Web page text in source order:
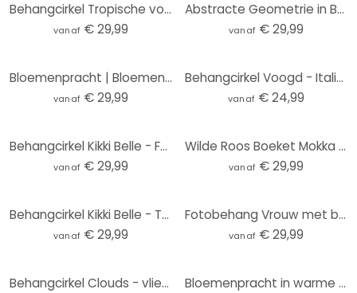
Behangcirkel Tropische vogels in het bos in de nacht - Haase - vliesbehang/zelfklevend vliesbehang
vanaf € 29,99
Abstracte Geometrie in Balans Fotobehang - Ristova - Rond - vliesbehang/zelfklevend vliesbehang
vanaf € 29,99
Bloemenpracht | Bloemenbehang - Boomkroon - Rond - vliesbehang/zelfklevend vliesbehang
vanaf € 29,99
Behangcirkel Voogd - Italiaans Landschap met Parasoldennen (lichte versie) - vliesbehang/zelfklevend
vanaf € 24,99
Behangcirkel Kikki Belle - Forest Wonder - vliesbehang/zelfklevend vliesbehang
vanaf € 29,99
Wilde Roos Boeket Mokka Mousse Bloemen Fotobehang - Anijs illustratie - Rond - vliesbehang/zelfkleve
vanaf € 29,99
Behangcirkel Kikki Belle - Tropische Vogels in het zwart wit - vliesbehang/zelfklevend vliesbehang
vanaf € 29,99
Fotobehang Vrouw met bloemenkroon en katten - Hülya - Rond - Zelfklevend/niet-geweven
vanaf € 29,99
Behangcirkel Clouds - vliesbehang/zelfklevend vliesbehang Bloemenpracht in warme pasteltinten | Bloemenbehang - Paksoylu - Rond - vliesbehang/zelfklevend vlie